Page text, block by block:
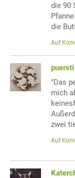
die 90
die
Auf
puersti
"Das
mich
zwei
Auf